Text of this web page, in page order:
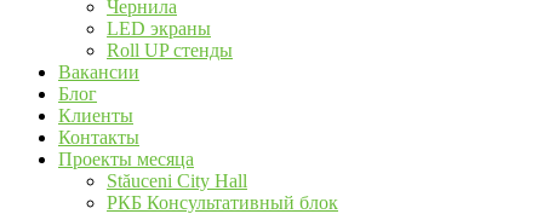
Чернила
LED экраны
Roll UP стенды
Вакансии
Блог
Клиенты
Контакты
Проекты месяца
Stăuceni City Hall
РКБ Консультативный блок